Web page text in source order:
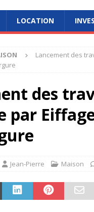
LOCATION
Lancement des
des
par
Jean-Pierre Maison